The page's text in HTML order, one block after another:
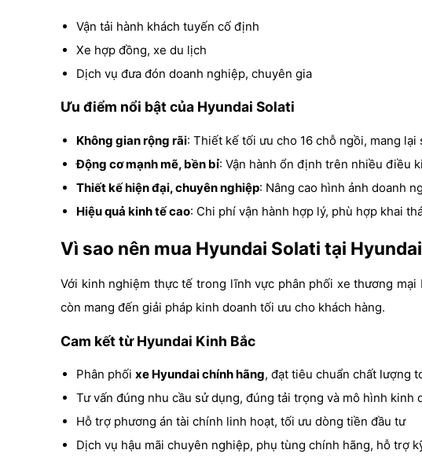
Vận tải hành khách tuyến cố định
Xe hợp đồng, xe du lịch
Dịch vụ đưa đón doanh nghiệp, chuyên gia
Ưu điểm nổi bật của Hyundai Solati
Không gian rộng rãi: Thiết kế tối ưu cho 16 chỗ ngồi, mang
Động cơ mạnh mẽ, bền bỉ: Vận hành ổn định trên nhiều điều
Thiết kế hiện đại, chuyên nghiệp: Nâng cao hình ảnh doanh
Hiệu quả kinh tế cao: Chi phí vận hành hợp lý, phù hợp khai
Vì sao nên mua Hyundai Solati tại
Với kinh nghiệm thực tế trong lĩnh vực phân phối xe thương
còn mang đến giải pháp kinh doanh tối ưu cho khách hàng.
Cam kết từ Hyundai Kinh Bắc
Phân phối xe Hyundai chính hãng, đạt tiêu chuẩn chất lượng
Tư vấn đúng nhu cầu sử dụng, đúng tải trọng và mô hình kinh
Hỗ trợ phương án tài chính linh hoạt, tối ưu dòng tiền đầu tư
Dịch vụ hậu mãi chuyên nghiệp, phụ tùng chính hãng, hỗ trợ